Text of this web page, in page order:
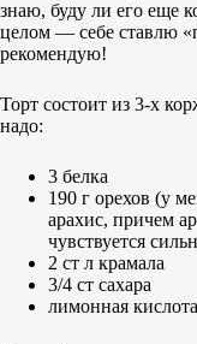
знаю, буду ли его еще
целом — себе ставлю
рекомендую!
Торт состоит из 3-х
надо:
3 белка
190 г орехов (у
арахис, причем
чувствуется
2 ст л крамала
3/4 ст сахара
лимонная